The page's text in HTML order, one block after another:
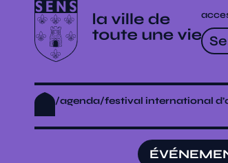
/agenda/festival international